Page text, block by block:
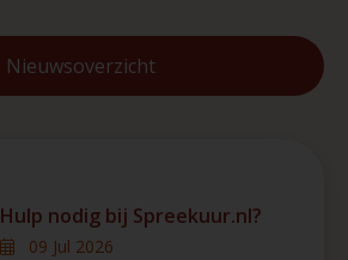
Nieuwsoverzicht
Hulp nodig bij Spreekuur.nl?
09 Jul 2026